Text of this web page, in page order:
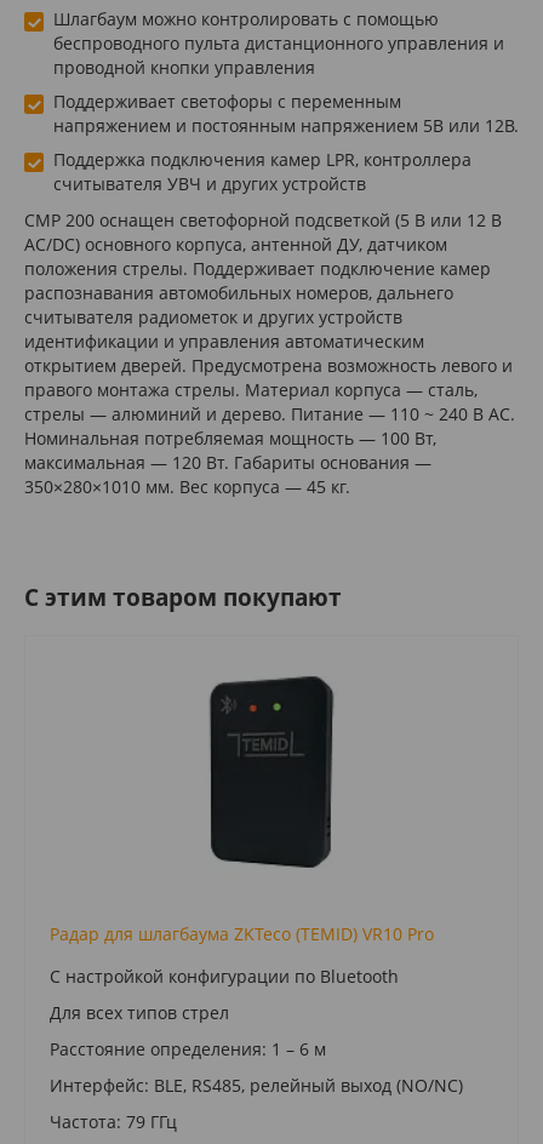
Шлагбаум можно контролировать с помощью
беспроводного пульта дистанционного управления и
проводной кнопки управления
Поддерживает светофоры с переменным
напряжением и постоянным напряжением 5В или 12В.
Поддержка подключения камер LPR, контроллера
считывателя УВЧ и других устройств
CMP 200 оснащен светофорной подсветкой (5 В или 12 В
AC/DC) основного корпуса, антенной ДУ, датчиком
положения стрелы. Поддерживает подключение камер
распознавания автомобильных номеров, дальнего
считывателя радиометок и других устройств
идентификации и управления автоматическим
открытием дверей. Предусмотрена возможность левого и
правого монтажа стрелы. Материал корпуса — сталь,
стрелы — алюминий и дерево. Питание — 110 ~ 240 В AC.
Номинальная потребляемая мощность — 100 Вт,
максимальная — 120 Вт. Габариты основания —
350×280×1010 мм. Вес корпуса — 45 кг.
C этим товаром покупают
Радар для шлагбаума ZKTeco (TEMID) VR10 Pro
С настройкой конфигурации по Bluetooth
Для всех типов стрел
Расстояние определения: 1 – 6 м
Интерфейс: BLE, RS485, релейный выход (NO/NC)
Частота: 79 ГГц